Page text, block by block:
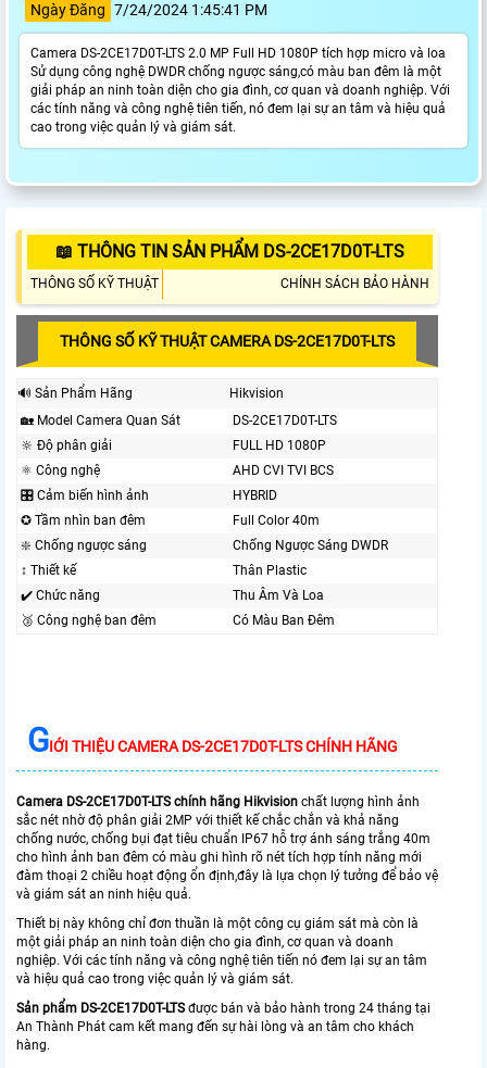
Ngày Đăng 7/24/2024 1:45:41 PM
Camera DS-2CE17D0T-LTS 2.0 MP Full HD 1080P tích hợp micro và loa
Sử dụng công nghệ DWDR chống ngược sáng,có màu ban đêm là một
giải pháp an ninh toàn diện cho gia đình, cơ quan và doanh nghiệp. Với
các tính năng và công nghệ tiên tiến, nó đem lại sự an tâm và hiệu quả
cao trong việc quản lý và giám sát.
📖 THÔNG TIN SẢN PHẨM DS-2CE17D0T-LTS
THÔNG SỐ KỸ THUẬT CHÍNH SÁCH BẢO HÀNH
THÔNG SỐ KỸ THUẬT CAMERA DS-2CE17D0T-LTS
🔊 Sản Phẩm Hãng
Hikvision
🏡 Model Camera Quan Sát
DS-2CE17D0T-LTS
🔆 Độ phân giải
FULL HD 1080P
⚛️ Công nghệ
AHD CVI TVI BCS
🎛 Cảm biến hình ảnh
HYBRID
✪ Tầm nhìn ban đêm
Full Color 40m
❇️ Chống ngược sáng
Chống Ngược Sáng DWDR
↕️ Thiết kế
Thân Plastic
✔️ Chức năng
Thu Âm Và Loa
🥉 Công nghệ ban đêm
Có Màu Ban Ðêm
GIỚI THIỆU CAMERA DS-2CE17D0T-LTS CHÍNH HÃNG
Camera DS-2CE17D0T-LTS chính hãng Hikvision chất lượng hình ảnh
sắc nét nhờ độ phân giải 2MP với thiết kế chắc chắn và khả năng
chống nước, chống bụi đạt tiêu chuẩn IP67 hỗ trợ ánh sáng trắng 40m
cho hình ảnh ban đêm có màu ghi hình rõ nét tích hợp tính năng mới
đàm thoại 2 chiều hoạt động ổn định,đây là lựa chọn lý tưởng để bảo vệ
và giám sát an ninh hiệu quả.
Thiết bị này không chỉ đơn thuần là một công cụ giám sát mà còn là
một giải pháp an ninh toàn diện cho gia đình, cơ quan và doanh
nghiệp. Với các tính năng và công nghệ tiên tiến nó đem lại sự an tâm
và hiệu quả cao trong việc quản lý và giám sát.
Sản phẩm DS-2CE17D0T-LTSđược bán và bảo hành trong 24 tháng tại
An Thành Phát cam kết mang đến sự hài lòng và an tâm cho khách
hàng.